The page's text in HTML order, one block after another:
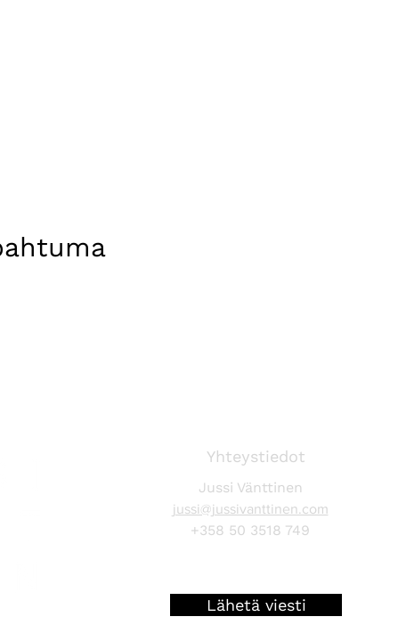
Yhteystiedot
Jussi Vänttinen
jussi@jussivanttinen.com
+358 50 3518 749
Lähetä viesti